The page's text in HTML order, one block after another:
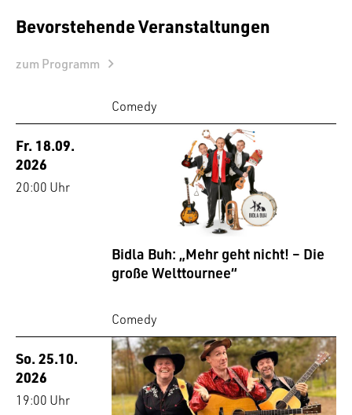
Bevorstehende Veranstaltungen
zum Programm
Comedy
Fr. 18.09.
2026
20:00 Uhr
Bidla Buh: „Mehr geht nicht! – Die
große Welttournee“
Comedy
So. 25.10.
2026
19:00 Uhr